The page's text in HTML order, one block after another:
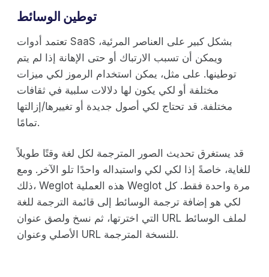
توطين الوسائط
تعتمد أدوات SaaS بشكل كبير على العناصر المرئية،
ويمكن أن تسبب الارتباك أو حتى الإهانة إذا لم يتم
توطينها. على مثل، يمكن استخدام الرموز لكي ميزات
مختلفة أو لكي يكون لها دلالات سلبية في ثقافات
مختلفة. قد تحتاج لكي أصول جديدة أو تغييرها/إزالتها
تمامًا.
قد يستغرق تحديث الصور المترجمة لكل لغة وقتًا طويلاً
للغاية، خاصةً إذا لكي لكي واستبداله واحدًا تلو الآخر. ومع
ذلك، Weglot هذه العملية Weglot مرة واحدة فقط. كل
لكي هو إضافة ترجمة الوسائط إلى قائمة الترجمة للغة
التي اخترتها، ثم نسخ ولصق عنوان URL لملف الوسائط
الأصلي وعنوان URL للنسخة المترجمة.